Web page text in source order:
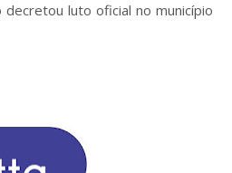
luto oficial no município